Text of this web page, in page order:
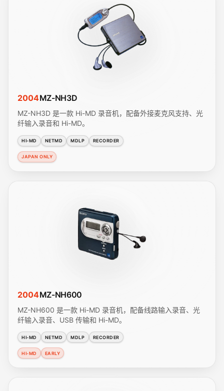
2004MZ-NH3D
MZ-NH3D 是一款 Hi-MD 录音机，配备外接麦克风支持、光
纤输入录音和 Hi-MD。
HI-MD NETMD MDLP RECORDER
JAPAN ONLY
2004MZ-NH600
MZ-NH600 是一款 Hi-MD 录音机，配备线路输入录音、光
纤输入录音、USB 传输和 Hi-MD。
HI-MD NETMD MDLP RECORDER
HI-MD EARLY